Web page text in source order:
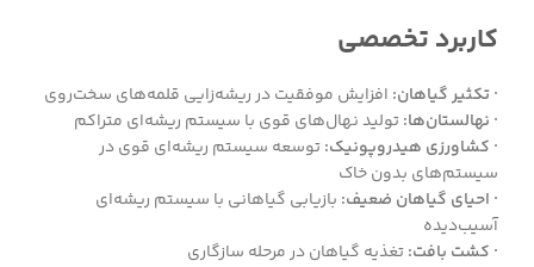
کاربرد تخصصی
· تکثیر گیاهان: افزایش موفقیت در ریشه‌زایی قلمه‌های سخت‌روی
· نهالستان‌ها:تولید نهال‌های قوی با سیستم ریشه‌ای متراکم
· کشاورزی هیدروپونیک:توسعه سیستم ریشه‌ای قوی در
سیستم‌های بدون خاک
· احیای گیاهان ضعیف: بازیابی گیاهانی با سیستم ریشه‌ای
آسیب‌دیده
· کشت بافت:تغذیه گیاهان در مرحله سازگاری